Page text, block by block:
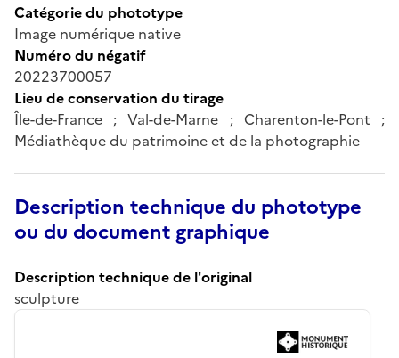
Catégorie du phototype
Image numérique native
Numéro du négatif
20223700057
Lieu de conservation du tirage
Île-de-France ; Val-de-Marne ; Charenton-le-Pont ;
Médiathèque du patrimoine et de la photographie
Description technique du phototype
ou du document graphique
Description technique de l'original
sculpture